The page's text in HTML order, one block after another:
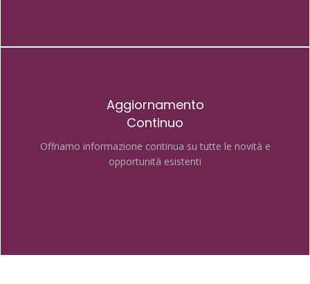
Aggiornamento
Continuo
Offriamo informazione continua su tutte le novità e
opportunità esistenti